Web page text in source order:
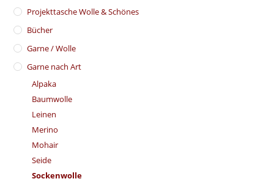
​Projekttasche Wolle & Schönes
Bücher
Garne / Wolle
Garne nach Art
Alpaka
Baumwolle
Leinen
Merino
Mohair
Seide
Sockenwolle